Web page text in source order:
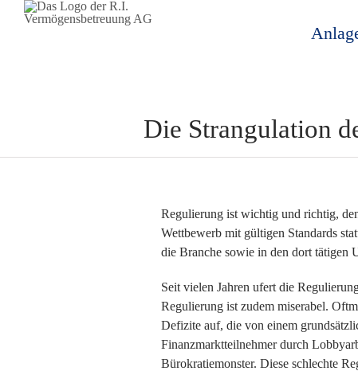
Die Strangulation
Regulierung ist wichtig und richtig,
Wettbewerb mit gültigen Standards
die Branche sowie in den dort tätigen
Seit vielen Jahren ufert die
Regulierung ist zudem miserabel.
Defizite auf, die von einem
Finanzmarktteilnehmer durch
Bürokratiemonster. Diese schlechte